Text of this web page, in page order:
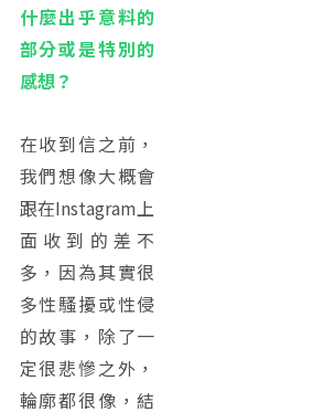
什麼出乎意料的
部分或是特別的
感想？
在收到信之前，
我們想像大概會
跟在Instagram上
面收到的差不
多，因為其實很
多性騷擾或性侵
的故事，除了一
定很悲慘之外，
輪廓都很像，結